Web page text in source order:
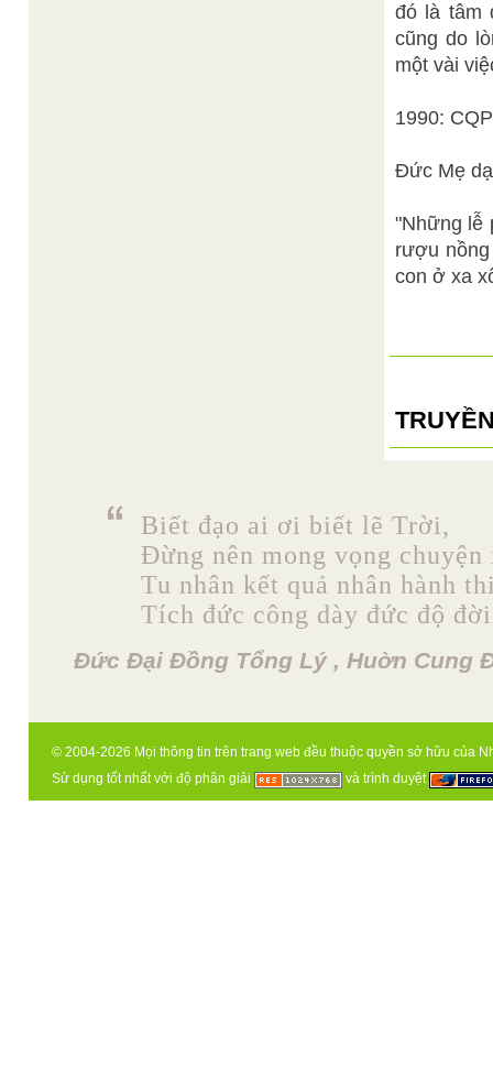
đó là tâm
cũng do
một vài
1990:
Đức Mẹ
"Những lễ
rượu
con ở xa
Biết đạo ai ơi biết lẽ Trời,
Đừng nên mong vọng
Tu nhân kết quả nhân hành
Tích đức công dày đức độ
Đức Đại Đồng Tổng Lý , Huờn Cung
© 2004-2026 Mọi thông tin trên trang web đều thuộc quyền sở hữu của
Sử dụng tốt nhất với độ phân giải
và trình duyệt